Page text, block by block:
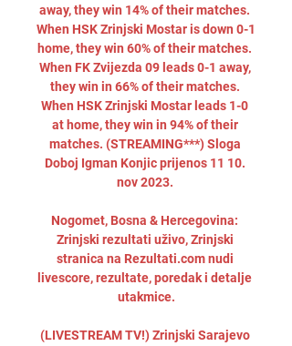
away, they win 14% of their matches.
When HSK Zrinjski Mostar is down 0-1
home, they win 60% of their matches.
When FK Zvijezda 09 leads 0-1 away,
they win in 66% of their matches.
When HSK Zrinjski Mostar leads 1-0
at home, they win in 94% of their
matches. (STREAMING***) Sloga
Doboj Igman Konjic prijenos 11 10.
nov 2023.
Nogomet, Bosna & Hercegovina:
Zrinjski rezultati uživo, Zrinjski
stranica na Rezultati.com nudi
livescore, rezultate, poredak i detalje
utakmice.
(LIVESTREAM TV!) Zrinjski Sarajevo